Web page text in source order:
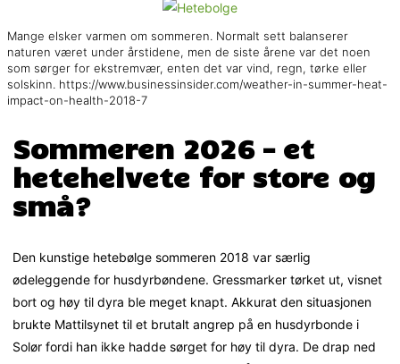
Mange elsker varmen om sommeren. Normalt sett balanserer
naturen været under årstidene, men de siste årene var det noen
som sørger for ekstremvær, enten det var vind, regn, tørke eller
solskinn. https://www.businessinsider.com/weather-in-summer-heat-
impact-on-health-2018-7
Sommeren 2026 – et
hetehelvete for store og
små?
Den kunstige hetebølge sommeren 2018 var særlig
ødeleggende for husdyrbøndene. Gressmarker tørket ut, visnet
bort og høy til dyra ble meget knapt. Akkurat den situasjonen
brukte Mattilsynet til et brutalt angrep på en husdyrbonde i
Solør fordi han ikke hadde sørget for høy til dyra. De drap ned